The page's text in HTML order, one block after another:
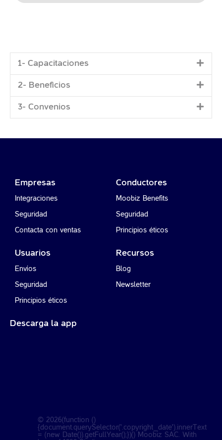
1- Capacitaciones
2- Beneficios
3- Convenios
Empresas
Integraciones
Seguridad
Contacta con ventas
Conductores
Moobiz Benefits
Seguridad
Principios éticos
Usuarios
Envíos
Seguridad
Principios éticos
Recursos
Blog
Newsletter
Descarga la app
© 2026(function ()
{document.querySelector('.copyright_date').innerText
= (new Date()).getFullYear();})() Moobiz SAC. With